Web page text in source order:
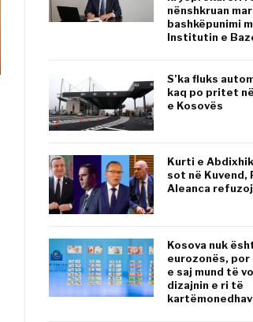
nënshkruan
bashkëpunimi
Institutin e
S’ka fluks
kaq po pritet
e Kosovës
Kurti e
sot në Kuvend,
Aleanca
Kosova nuk
eurozonës,
e saj mund të
dizajnin e ri të